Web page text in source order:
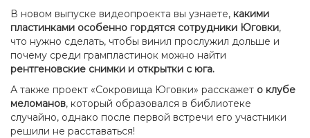
В новом выпуске видеопроекта вы узнаете, какими
пластинками особенно гордятся сотрудники Юговки,
что нужно сделать, чтобы винил прослужил дольше и
почему среди грампластинок можно найти
рентгеновские снимки и открытки с юга.
А также проект «Сокровища Юговки» расскажет о клубе
меломанов, который образовался в библиотеке
случайно, однако после первой встречи его участники
решили не расставаться!